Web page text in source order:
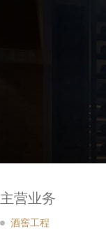
主营业务
酒窖工程